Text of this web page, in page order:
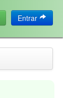
Entrar